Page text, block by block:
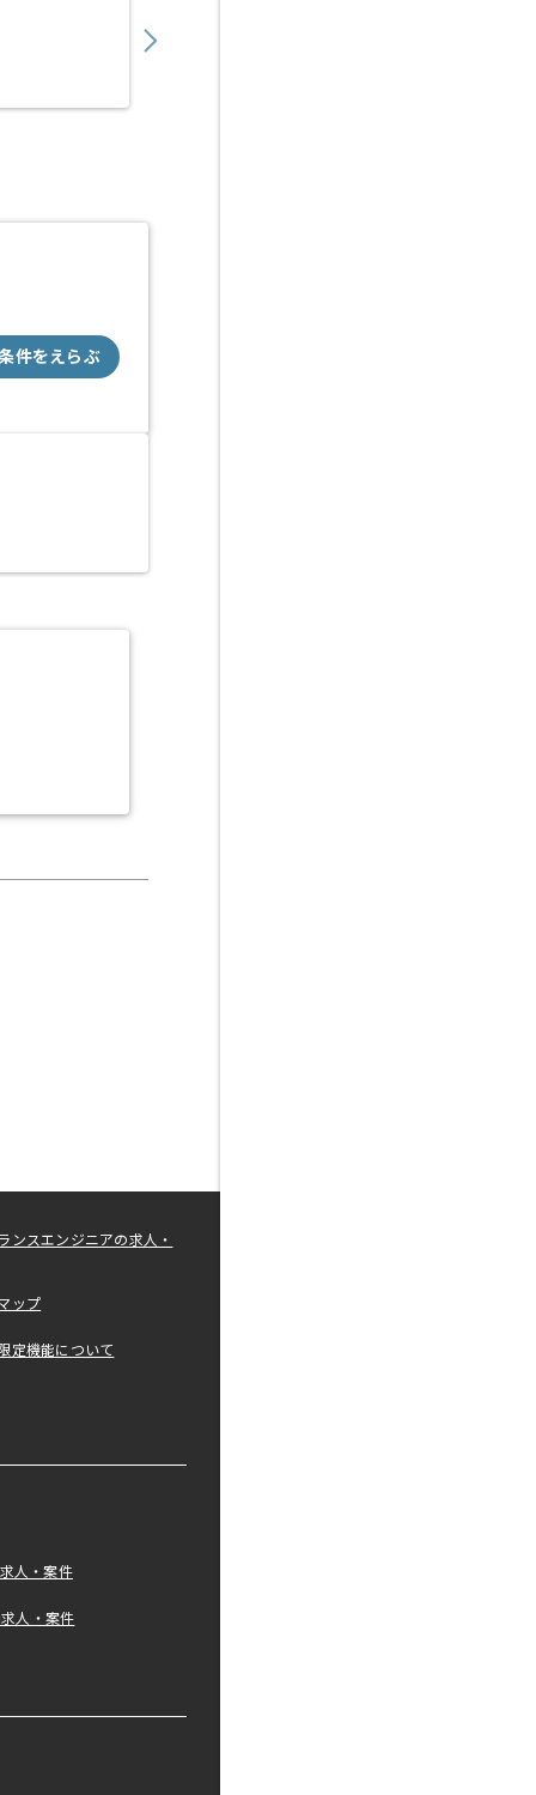
件をえらぶ
ンスエンジニアの求人・
ップ
定機能について
人・案件
人・案件